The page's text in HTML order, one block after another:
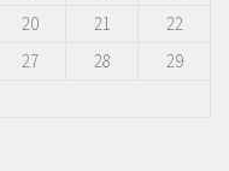
20 21
22
27 28
29